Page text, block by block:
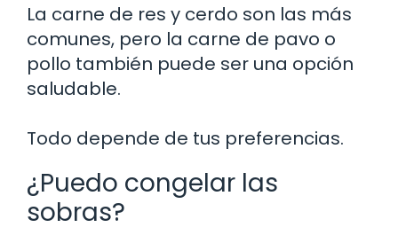
La carne de res y cerdo son las más
comunes, pero la carne de pavo o
pollo también puede ser una opción
saludable.
Todo depende de tus preferencias.
¿Puedo congelar las
sobras?